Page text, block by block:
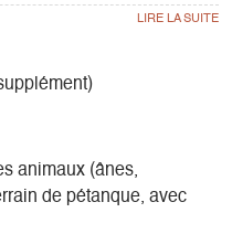
les pas des huguenots”
.
vous trouverez à
air (VTT, escalade,
neige, marche
plus proches sont à
animaux (ânes,
de pétanque, avec